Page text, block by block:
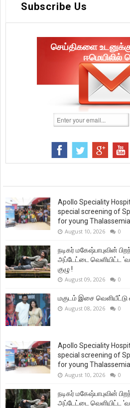
Subscribe Us
செய்திகளை
ஈமெயிலில்
Apollo Speciality
special screening of
for young
August 10, 2026 0
நடிகர் மகேஷ்பாபுவின்
அப்டேட்டை வெளியிட்ட
குழு !
August 09, 2026 0
மகுடம் இசை வெளியீட்டு
August 08, 2026 0
Apollo Speciality
special screening of
for young
August 10, 2026 0
நடிகர் மகேஷ்பாபுவின்
அப்டேட்டை வெளியிட்ட